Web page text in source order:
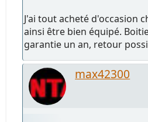
J'ai tout acheté d'occasion
ainsi être bien équipé.
garantie un an, retour
max42300